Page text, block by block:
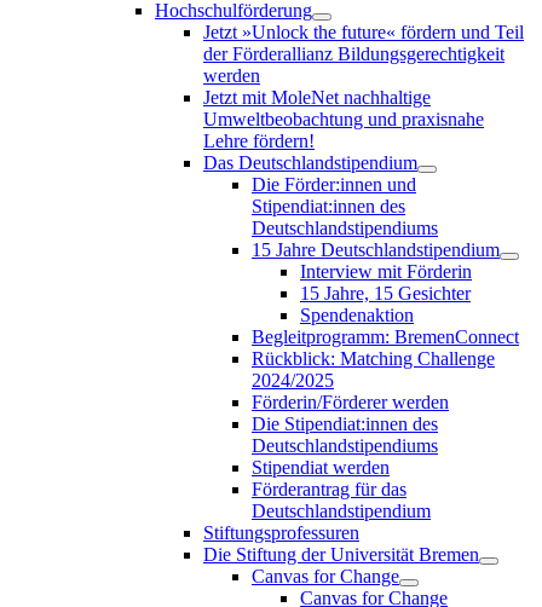
Hochschulförderung
Jetzt »Unlock the future« fördern und Teil
der Förderallianz Bildungsgerechtigkeit
werden
Jetzt mit MoleNet nachhaltige
Umweltbeobachtung und praxisnahe
Lehre fördern!
Das Deutschlandstipendium
Die Förder:innen und
Stipendiat:innen des
Deutschlandstipendiums
15 Jahre Deutschlandstipendium
Interview mit Förderin
15 Jahre, 15 Gesichter
Spendenaktion
Begleitprogramm: BremenConnect
Rückblick: Matching Challenge
2024/2025
Förderin/Förderer werden
Die Stipendiat:innen des
Deutschlandstipendiums
Stipendiat werden
Förderantrag für das
Deutschlandstipendium
Stiftungsprofessuren
Die Stiftung der Universität Bremen
Canvas for Change
Canvas for Change